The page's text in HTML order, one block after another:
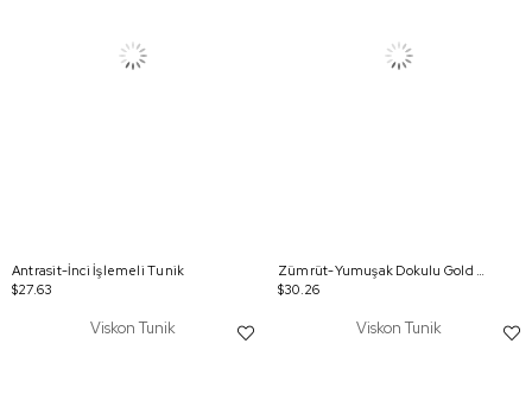
Antrasit-İnci İşlemeli Tunik
$27.63
Zümrüt-Yumuşak Dokulu Gold Dügmeli Sweatshirt
$30.26
Viskon Tunik Viskon Tunik